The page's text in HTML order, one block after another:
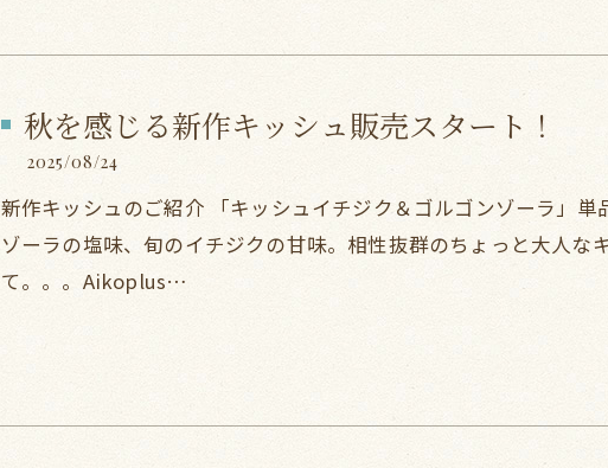
秋を感じる新作キッシュ販売スタート！
2025/08/24
新作キッシュのご紹介 「キッシュイチジク＆ゴルゴンゾーラ」単
ゾーラの塩味、旬のイチジクの甘味。相性抜群のちょっと大人な
て。。。Aikoplus…